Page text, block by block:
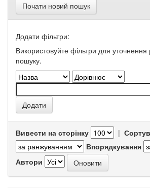
Почати новий пошук
Додати фільтри:
Використовуйте фільтри для уточнення
пошуку.
Вивести на сторінку |
Впорядкування
Автори